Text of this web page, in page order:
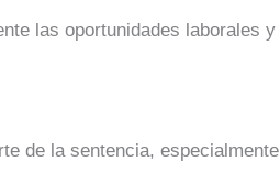
las oportunidades laborales y
de la sentencia, especialmente